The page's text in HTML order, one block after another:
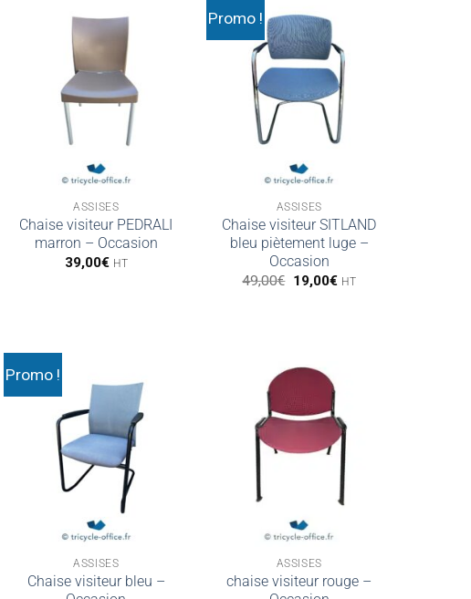
ASSISES
Chaise visiteur PEDRALI
marron – Occasion
39,00€ HT
Promo !
ASSISES
Chaise visiteur SITLAND
bleu piètement luge –
Occasion
49,00€ Le
prix
19,00€Le
HT
Promo !
ASSISES
Chaise visiteur bleu –
ASSISES
chaise visiteur rouge –